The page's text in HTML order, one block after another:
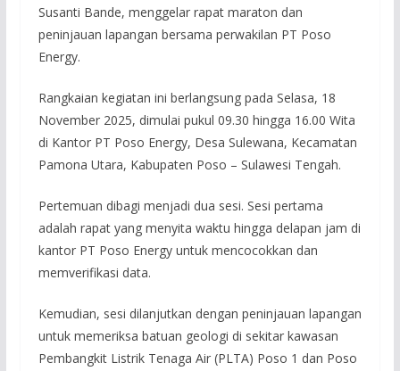
Susanti Bande, menggelar rapat maraton dan
peninjauan lapangan bersama perwakilan PT Poso
Energy.
Rangkaian kegiatan ini berlangsung pada Selasa, 18
November 2025, dimulai pukul 09.30 hingga 16.00 Wita
di Kantor PT Poso Energy, Desa Sulewana, Kecamatan
Pamona Utara, Kabupaten Poso – Sulawesi Tengah.
Pertemuan dibagi menjadi dua sesi. Sesi pertama
adalah rapat yang menyita waktu hingga delapan jam di
kantor PT Poso Energy untuk mencocokkan dan
memverifikasi data.
Kemudian, sesi dilanjutkan dengan peninjauan lapangan
untuk memeriksa batuan geologi di sekitar kawasan
Pembangkit Listrik Tenaga Air (PLTA) Poso 1 dan Poso